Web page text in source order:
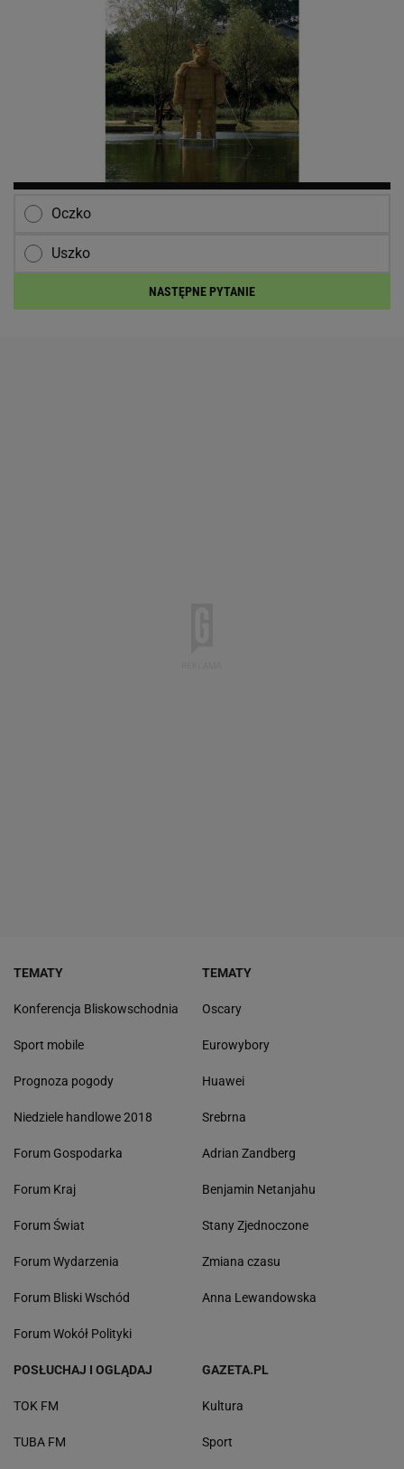
Oczko
Uszko
NASTĘPNE PYTANIE
TEMATY
Konferencja Bliskowschodnia
Sport mobile
Prognoza pogody
Niedziele handlowe 2018
Forum Gospodarka
Forum Kraj
Forum Świat
Forum Wydarzenia
Forum Bliski Wschód
Forum Wokół Polityki
TEMATY
Oscary
Eurowybory
Huawei
Srebrna
Adrian Zandberg
Benjamin Netanjahu
Stany Zjednoczone
Zmiana czasu
Anna Lewandowska
POSŁUCHAJ I OGLĄDAJ
TOK FM
TUBA FM
GAZETA.PL
Kultura
Sport